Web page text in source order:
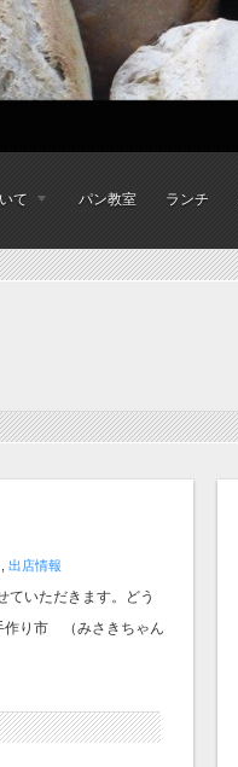
て パン教室 ランチ
出店情報
ていただきます。どう
作り市 （みさきちゃん